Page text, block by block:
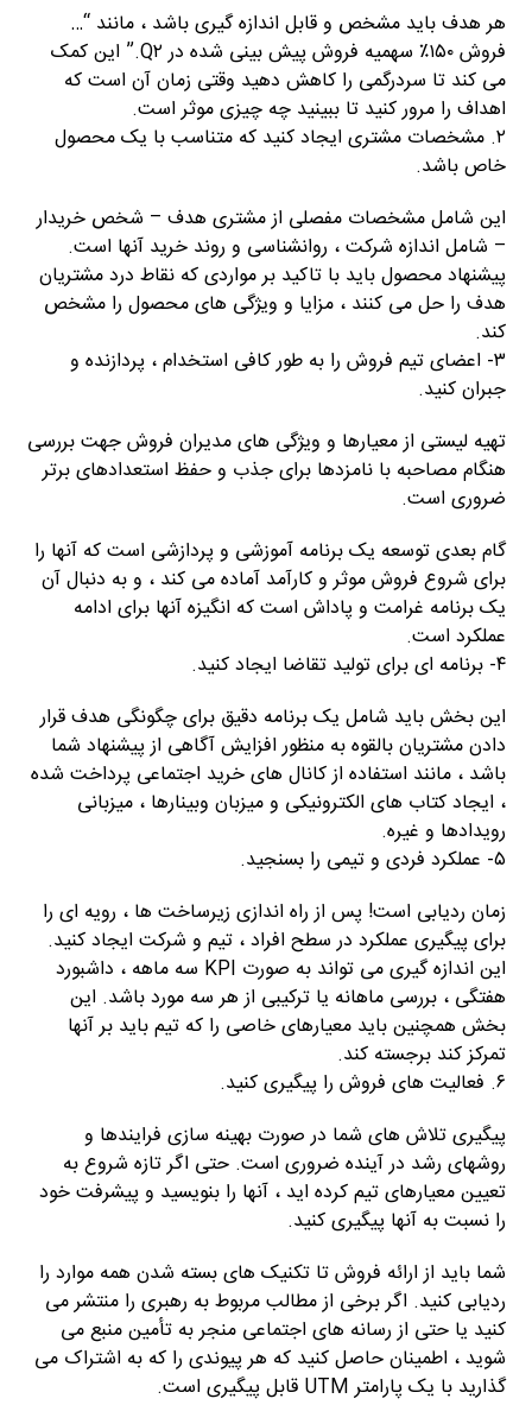
هر هدف باید مشخص و قابل اندازه گیری باشد ، مانند “…
فروش ۱۵۰٪ سهمیه فروش پیش بینی شده در Q۲.” این کمک
می کند تا سردرگمی را کاهش دهید وقتی زمان آن است که
اهداف را مرور کنید تا ببینید چه چیزی موثر است.
۲. مشخصات مشتری ایجاد کنید که متناسب با یک محصول
خاص باشد.
این شامل مشخصات مفصلی از مشتری هدف – شخص خریدار
– شامل اندازه شرکت ، روانشناسی و روند خرید آنها است.
پیشنهاد محصول باید با تاکید بر مواردی که نقاط درد مشتریان
هدف را حل می کنند ، مزایا و ویژگی های محصول را مشخص
کند.
۳- اعضای تیم فروش را به طور كافی استخدام ، پردازنده و
جبران كنید.
تهیه لیستی از معیارها و ویژگی های مدیران فروش جهت بررسی
هنگام مصاحبه با نامزدها برای جذب و حفظ استعدادهای برتر
ضروری است.
گام بعدی توسعه یک برنامه آموزشی و پردازشی است که آنها را
برای شروع فروش موثر و کارآمد آماده می کند ، و به دنبال آن
یک برنامه غرامت و پاداش است که انگیزه آنها برای ادامه
عملکرد است.
۴- برنامه ای برای تولید تقاضا ایجاد کنید.
این بخش باید شامل یک برنامه دقیق برای چگونگی هدف قرار
دادن مشتریان بالقوه به منظور افزایش آگاهی از پیشنهاد شما
باشد ، مانند استفاده از کانال های خرید اجتماعی پرداخت شده
، ایجاد کتاب های الکترونیکی و میزبان وبینارها ، میزبانی
رویدادها و غیره.
۵- عملکرد فردی و تیمی را بسنجید.
زمان ردیابی است! پس از راه اندازی زیرساخت ها ، رویه ای را
برای پیگیری عملکرد در سطح افراد ، تیم و شرکت ایجاد کنید.
این اندازه گیری می تواند به صورت KPI سه ماهه ، داشبورد
هفتگی ، بررسی ماهانه یا ترکیبی از هر سه مورد باشد. این
بخش همچنین باید معیارهای خاصی را که تیم باید بر آنها
تمرکز کند برجسته کند.
۶. فعالیت های فروش را پیگیری کنید.
پیگیری تلاش های شما در صورت بهینه سازی فرایندها و
روشهای رشد در آینده ضروری است. حتی اگر تازه شروع به
تعیین معیارهای تیم کرده اید ، آنها را بنویسید و پیشرفت خود
را نسبت به آنها پیگیری کنید.
شما باید از ارائه فروش تا تکنیک های بسته شدن همه موارد را
ردیابی کنید. اگر برخی از مطالب مربوط به رهبری را منتشر می
کنید یا حتی از رسانه های اجتماعی منجر به تأمین منبع می
شوید ، اطمینان حاصل کنید که هر پیوندی را که به اشتراک می
گذارید با یک پارامتر UTM قابل پیگیری است.